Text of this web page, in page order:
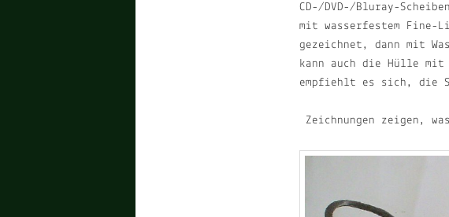
CD-/DVD-/Bluray-
mit wasserfestem Fine-
gezeichnet, dann mit
kann auch die Hülle mit
empfiehlt es sich, die
Zeichnungen zeigen,